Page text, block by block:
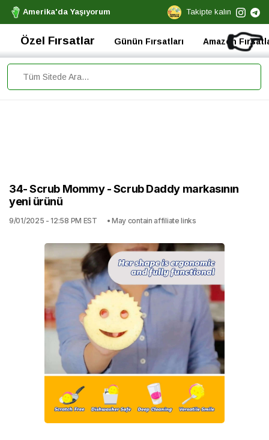
Amerika'da Yaşıyorum Takipte kalın
👉
Özel Fırsatlar Günün Fırsatları Amazon
34- Scrub Mommy - Scrub Daddy markasının
yeni ürünü
9/01/2025 - 12:58 PM EST • May contain affiliate links